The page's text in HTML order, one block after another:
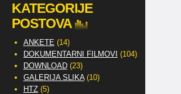
KATEGORIJE
POSTOVA
ANKETE (14)
DOKUMENTARNI FILMOVI (104)
DOWNLOAD(23)
GALERIJA SLIKA(10)
HTZ(5)